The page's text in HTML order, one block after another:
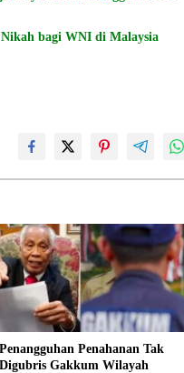
bagi WNI di Malaysia
Penangguhan Penahanan Tak
Digubris Gakkum Wilayah